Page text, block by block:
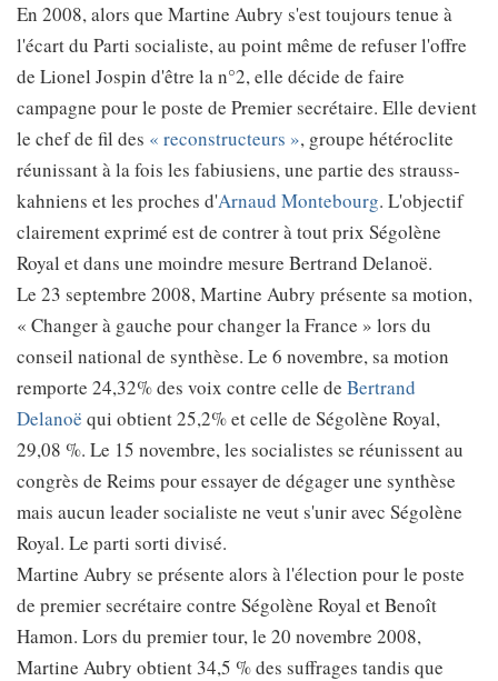
En 2008, alors que Martine Aubry s'est toujours tenue à
l'écart du Parti socialiste, au point même de refuser l'offre
de Lionel Jospin d'être la n°2, elle décide de faire
campagne pour le poste de Premier secrétaire. Elle devient
le chef de fil des « reconstructeurs », groupe hétéroclite
réunissant à la fois les fabiusiens, une partie des strauss-
kahniens et les proches d'Arnaud Montebourg. L'objectif
clairement exprimé est de contrer à tout prix Ségolène
Royal et dans une moindre mesure Bertrand Delanoë.
Le 23 septembre 2008, Martine Aubry présente sa motion,
« Changer à gauche pour changer la France » lors du
conseil national de synthèse. Le 6 novembre, sa motion
remporte 24,32% des voix contre celle de Bertrand
Delanoë qui obtient 25,2% et celle de Ségolène Royal,
29,08 %. Le 15 novembre, les socialistes se réunissent au
congrès de Reims pour essayer de dégager une synthèse
mais aucun leader socialiste ne veut s'unir avec Ségolène
Royal. Le parti sorti divisé.
Martine Aubry se présente alors à l'élection pour le poste
de premier secrétaire contre Ségolène Royal et Benoît
Hamon. Lors du premier tour, le 20 novembre 2008,
Martine Aubry obtient 34,5 % des suffrages tandis que